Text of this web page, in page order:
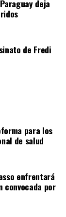
miles de
para
donar
abrazar
que la
del
deja
de Fredi
para los
de salud
enfrentará
convocada por